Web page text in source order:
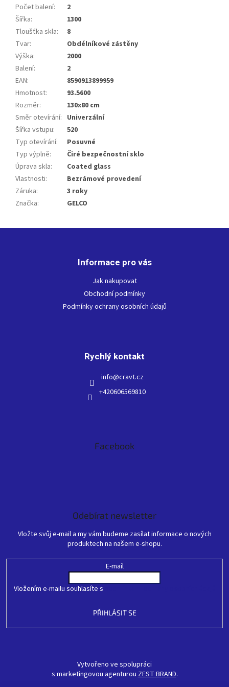
Počet balení:
2
Šířka:
1300
Tloušťka skla:
8
Tvar:
Obdélníkové zástěny
Výška:
2000
Balení:
2
EAN:
8590913899959
Hmotnost:
93.5600
Rozměr:
130x80 cm
Směr otevírání: Univerzální
Šířka vstupu:
520
Typ otevírání:
Posuvné
Typ výplně:
Čiré bezpečnostní sklo
Úprava skla:
Coated glass
Vlastnosti:
Bezrámové provedení
Záruka:
3 roky
Značka: GELCO
Informace pro vás
Jak nakupovat
Obchodní podmínky
Podmínky ochrany osobních údajů
Rychlý kontakt
info@cravt.cz
+420606569810
Facebook
Odebírat newsletter
Vložte svůj e-mail a my vám budeme zasílat informace o nových
produktech na našem e-shopu.
E-mail
Vložením e-mailu souhlasíte s
PŘIHLÁSIT SE
Vytvořeno ve spolupráci
s marketingovou agenturou ZEST BRAND.